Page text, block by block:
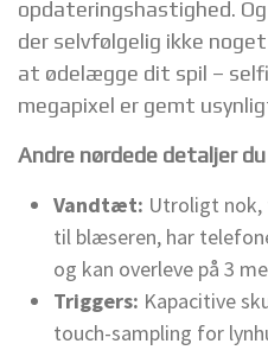
opdateringshastighed.
der selvfølgelig ikke
at ødelægge dit spil –
megapixel er gemt
Andre nørdede detaljer
Vandtæt: Utroligt nok,
til blæseren, har
og kan overleve på 3
Triggers: Kapacitive
touch-sampling for